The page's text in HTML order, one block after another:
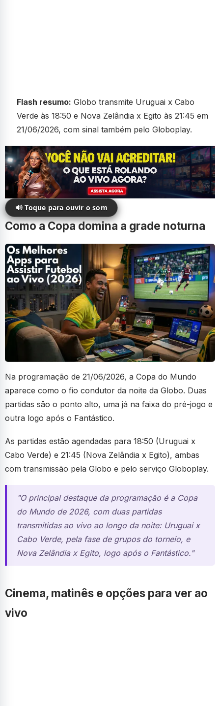
Flash resumo: Globo transmite Uruguai x Cabo
Verde às 18:50 e Nova Zelândia x Egito às 21:45 em
21/06/2026, com sinal também pelo Globoplay.
🔊 Toque para ouvir o som
Como a Copa domina a grade noturna
Na programação de 21/06/2026, a Copa do Mundo
aparece como o fio condutor da noite da Globo. Duas
partidas são o ponto alto, uma já na faixa do pré-jogo e
outra logo após o Fantástico.
As partidas estão agendadas para 18:50 (Uruguai x
Cabo Verde) e 21:45 (Nova Zelândia x Egito), ambas
com transmissão pela Globo e pelo serviço Globoplay.
"O principal destaque da programação é a Copa
do Mundo de 2026, com duas partidas
transmitidas ao vivo ao longo da noite: Uruguai x
Cabo Verde, pela fase de grupos do torneio, e
Nova Zelândia x Egito, logo após o Fantástico."
Cinema, matinês e opções para ver ao
vivo